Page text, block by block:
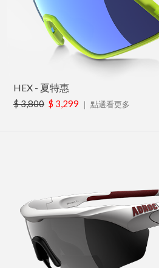
HEX - 夏特惠
$ 3,800 $ 3,299 ｜ 點選看更多